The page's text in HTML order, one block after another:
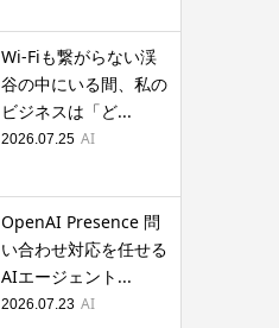
Wi-Fiも繋がらない渓
谷の中にいる間、私の
ビジネスは「ど...
2026.07.25 AI
OpenAI Presence 問
い合わせ対応を任せる
AIエージェント...
2026.07.23 AI